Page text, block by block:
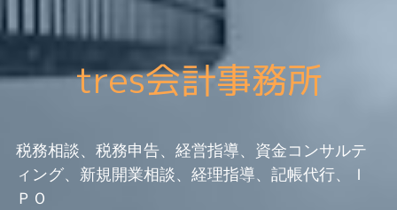
tres会計事務所
税務相談、税務申告、経営指導、資金コンサルテ
ィング、新規開業相談、経理指導、記帳代行、Ｉ
ＰＯ